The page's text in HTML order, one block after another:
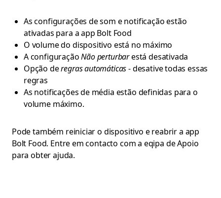
As configurações de som e notificação estão
ativadas para a app Bolt Food
O volume do dispositivo está no máximo
A configuraçãoNão perturbarestá desativada
Opção deregras automáticas- desative todas essas
regras
As notificações de média estão definidas para o
volume máximo.
Pode também reiniciar o dispositivo e reabrir a app
Bolt Food. Entre em contacto com a eqipa de Apoio
para obter ajuda.